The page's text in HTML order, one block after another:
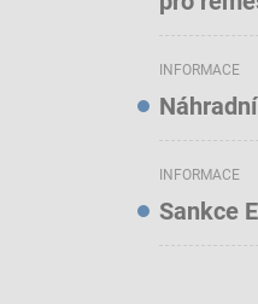
INFORMACE
INFORMACE
Sankce